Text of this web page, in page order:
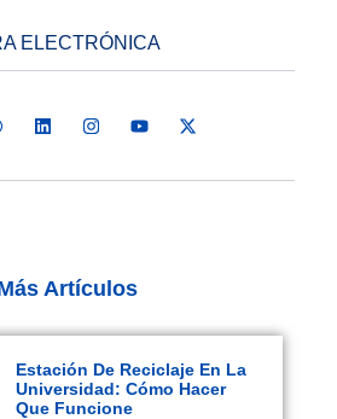
ELECTRÓNICA
Artículos
Estación De Reciclaje En La
Universidad: Cómo Hacer
Que Funcione